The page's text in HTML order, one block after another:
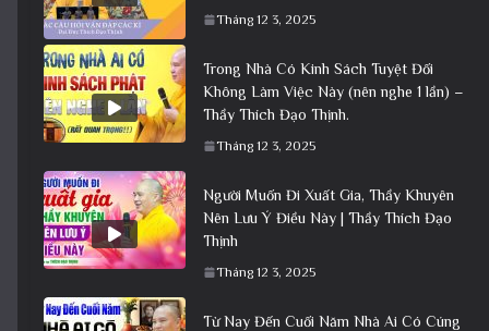
Tháng 12 3, 2025
Trong Nhà Có Kinh Sách Tuyệt Đối
Không Làm Việc Này (nên nghe 1 lần) –
Thầy Thích Đạo Thịnh.
Tháng 12 3, 2025
Người Muốn Đi Xuất Gia, Thầy Khuyên
Nên Lưu Ý Điều Này | Thầy Thích Đạo
Thịnh
Tháng 12 3, 2025
Từ Nay Đến Cuối Năm Nhà Ai Có Cúng